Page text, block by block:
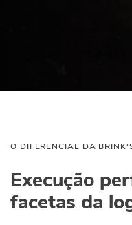
O DIFERENCIAL DA
Execução
facetas da